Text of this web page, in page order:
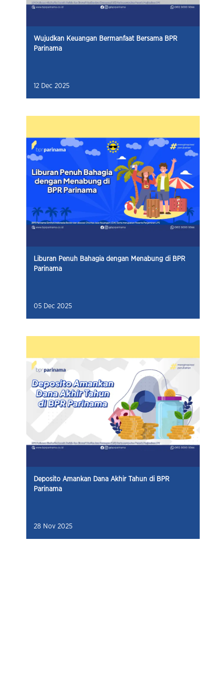
Parinama
12 Dec 2025
Liburan Penuh Bahagia dengan Menabung di BPR
Parinama
05 Dec 2025
Deposito Amankan Dana Akhir Tahun di BPR
Parinama
28 Nov 2025